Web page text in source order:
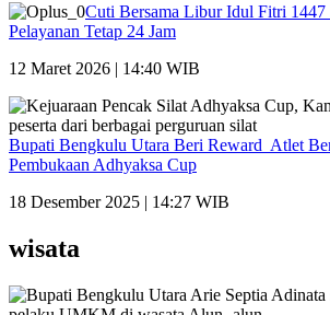
Cuti Bersama Libur Idul Fitri
Pelayanan Tetap 24 Jam
12 Maret 2026 | 14:40 WIB
Bupati Bengkulu Utara Beri Reward Atlet
Pembukaan Adhyaksa Cup
18 Desember 2025 | 14:27 WIB
wisata